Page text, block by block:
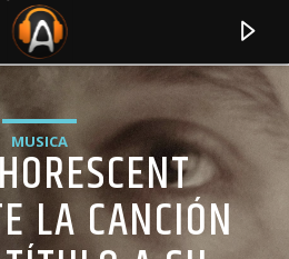
MUSICA
LA CANCIÓN